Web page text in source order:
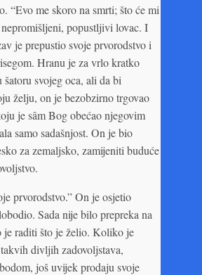
“Evo me skoro na smrti; što će mi
popustljivi lovac. I
je prepustio svoje prvorodstvo i
Hranu je za vrlo kratko
svojeg oca, ali da bi
želju, on je bezobzirno trgovao
je sâm Bog obećao njegovim
samo sadašnjost. On je bio
za zemaljsko, zamijeniti buduće
prvorodstvo.” On je osjetio
Sada nije bilo prepreka na
je raditi što je želio. Koliko je
divljih zadovoljstava,
još uvijek prodaju svoje